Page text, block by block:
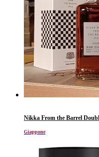
Nikka From the Barrel
Giappone